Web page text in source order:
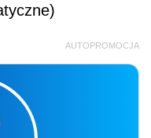
AUTOPROMOCJA